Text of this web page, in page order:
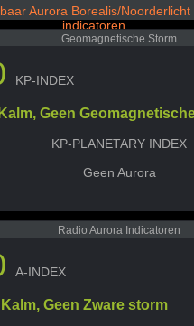
Aurora Borealis/
indicatoren
Geomagnetische Storm
KP-INDEX
Kalm, Geen
KP-PLANETARY INDEX
Geen Aurora
Radio Aurora Indicatoren
A-INDEX
Kalm, Geen Zware storm